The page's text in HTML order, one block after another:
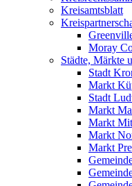
Kreisamtsblatt
Moray
Städte, Märkte
Stadt
Markt
Stadt
Markt
Markt
Markt
Markt